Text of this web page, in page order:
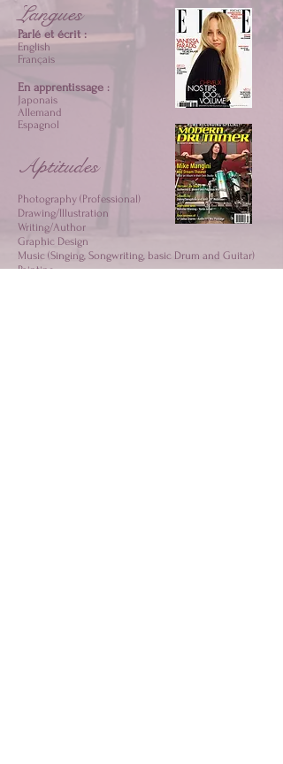
Langues
Parlé et écrit :
English
Français
En apprentissage :
Japonais
Allemand
Espagnol
Aptitudes
Photography (Professional)
Drawing/Illustration
Writing/Author
Graphic Design
Music (Singing, Songwriting, basic Drum and Guitar)
Painting